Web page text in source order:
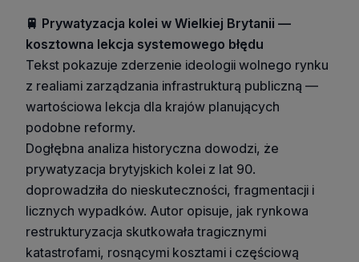
🚆 Prywatyzacja kolei w Wielkiej Brytanii —
kosztowna lekcja systemowego błędu
Tekst pokazuje zderzenie ideologii wolnego rynku
z realiami zarządzania infrastrukturą publiczną —
wartościowa lekcja dla krajów planujących
podobne reformy.
Dogłębna analiza historyczna dowodzi, że
prywatyzacja brytyjskich kolei z lat 90.
doprowadziła do nieskuteczności, fragmentacji i
licznych wypadków. Autor opisuje, jak rynkowa
restrukturyzacja skutkowała tragicznymi
katastrofami, rosnącymi kosztami i częściową